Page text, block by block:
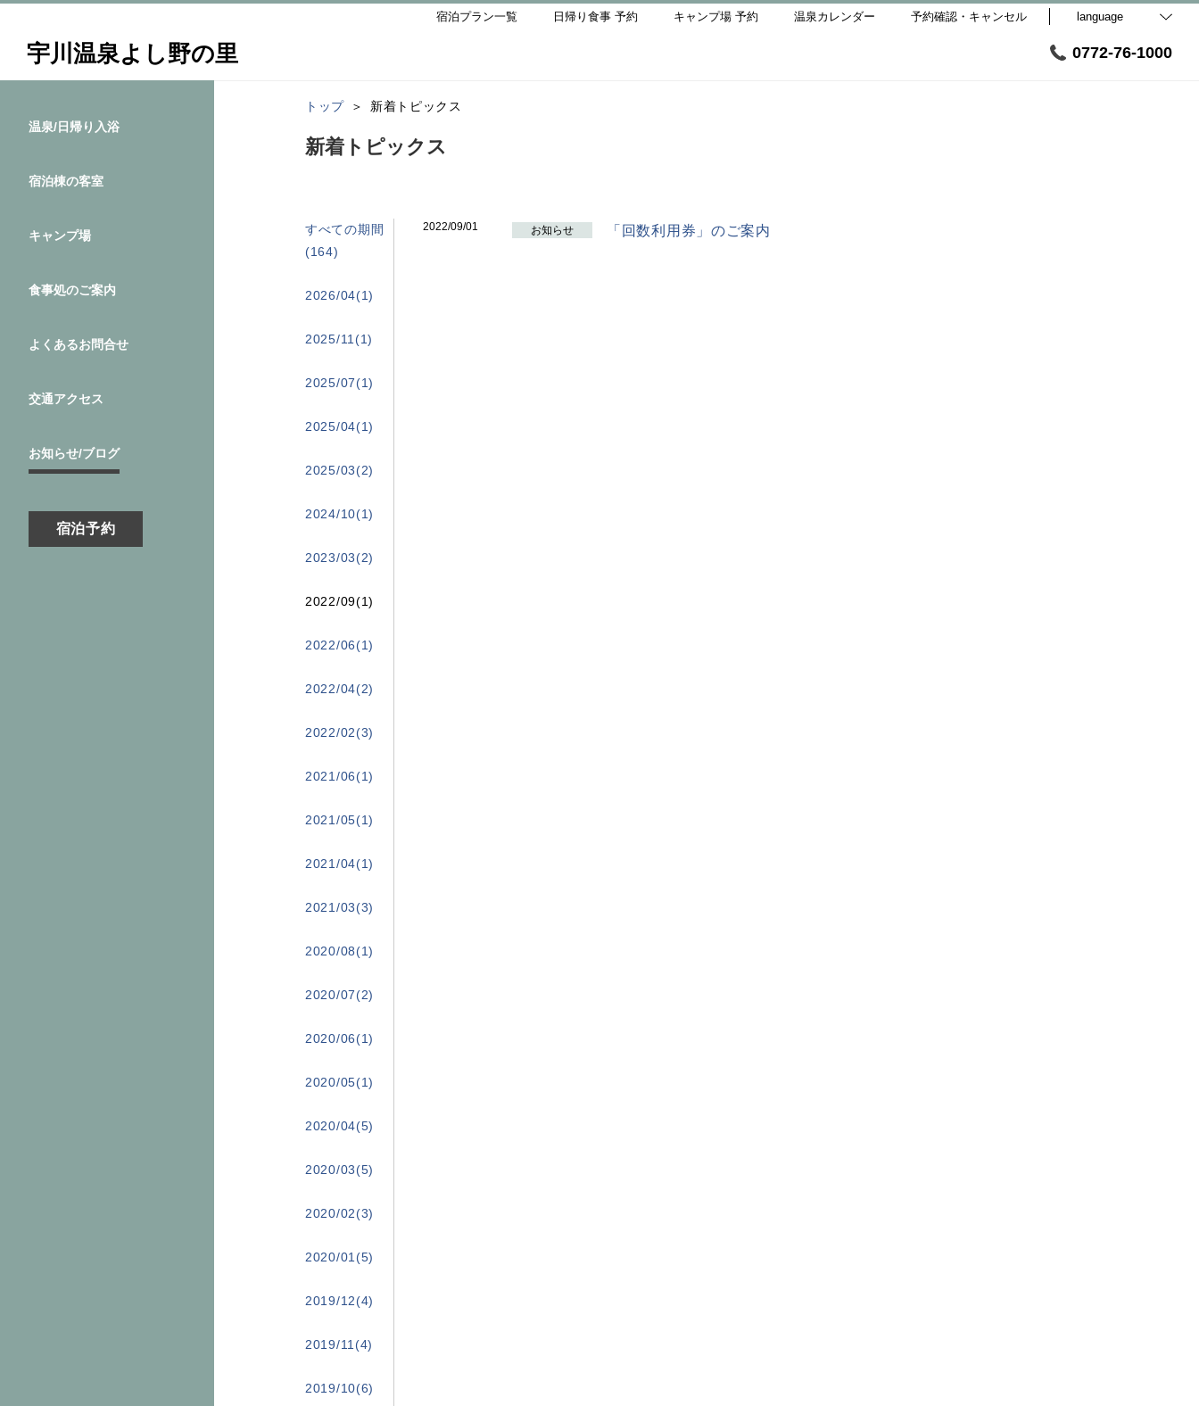
宿泊プラン一覧 日帰り食事 予約 キャンプ場 予約 温泉カレンダー 予約確認・キャンセル language
宇川温泉よし野の里 0772-76-1000
温泉/日帰り入浴
宿泊棟の客室
キャンプ場
食事処のご案内
よくあるお問合せ
交通アクセス
お知らせ/ブログ
宿泊予約
トップ 新着トピックス
新着トピックス
すべての期間
(164)
2026/04(1)
2025/11(1)
2025/07(1)
2025/04(1)
2025/03(2)
2024/10(1)
2023/03(2)
2022/09(1)
2022/06(1)
2022/04(2)
2022/02(3)
2021/06(1)
2021/05(1)
2021/04(1)
2021/03(3)
2020/08(1)
2020/07(2)
2020/06(1)
2020/05(1)
2020/04(5)
2020/03(5)
2020/02(3)
2020/01(5)
2019/12(4)
2019/11(4)
2019/10(6)
2022/09/01 お知らせ 「回数利用券」のご案内